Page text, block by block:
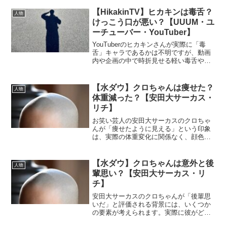
人物
【HikakinTV】ヒカキンは毒舌？
けっこう口が悪い？【UUUM・ユ
ーチューバー・YouTuber】
YouTuberのヒカキンさんが実際に「毒
舌」キャラであるかは不明ですが、動画
内や企画の中で時折見せる軽い毒舌やユ
下では、ヒカキンさんの毒舌がどのよう
にして一定の支持を...
人物
【水ダウ】クロちゃんは痩せた？
体重減った？【安田大サーカス・
リチ】
お笑い芸人の安田大サーカスのクロちゃ
んが「痩せたように見える」という印象
は、実際の体重変化に関係なく、顔色や
す。以下では、これらの要素について詳
しく解説します。 (ad...
人物
【水ダウ】クロちゃんは意外と後
輩思い？【安田大サーカス・リ
チ】
安田大サーカスのクロちゃんが「後輩思
いだ」と評価される背景には、いくつか
の要素が考えられます。実際に彼がどれ